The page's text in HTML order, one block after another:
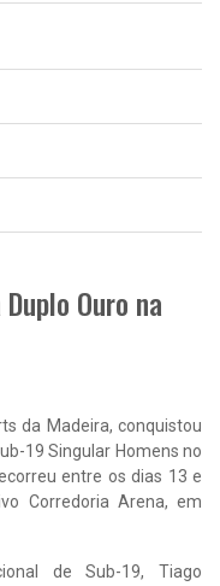
Ouro na
da Madeira, conquistou
19 Singular Homens no
entre os dias 13 e
Corredoria Arena, em
de Sub-19, Tiago